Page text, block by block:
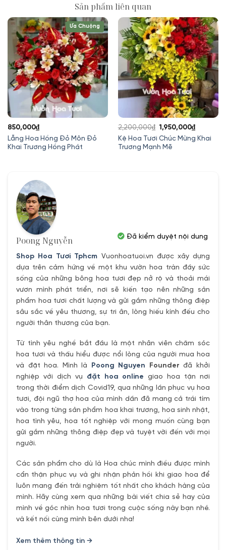
Sản phẩm liên quan
Ưa Chuộng
Lẵng Hoa Hồng Đỏ Môn Đỏ
Khai Trương Hồng Phát
850,000₫
Kệ Hoa Tươi Chúc Mừng Khai
Trương Mạnh Mẽ
2,200,000₫ Giá
gốc
là:
1,950,000₫Giá
hiện
Poong Nguyễn
Shop Hoa Tươi Tphcm Vuonhoatuoi.vn được xây dựng
dựa trên cảm hứng về một khu vườn hoa tràn đầy sức
sống của những bông hoa tươi đẹp nở rộ và thoải mái
vươn mình phát triển, nơi sẽ kiến tạo nên những sản
phẩm hoa tươi chất lượng và gửi gắm những thông điệp
sâu sắc về yêu thương, sự tri ân, lòng hiếu kính đếu cho
người thân thương của bạn.
Từ tình yêu nghề bắt đầu là một nhân viên chăm sóc
hoa tươi và thấu hiểu được nổi lòng của người mua hoa
và đặt hoa. Mình là
Poong Nguyen Founder đã khởi
nghiệp với dịch vụ đặt hoa online giao hoa tận nơi
trong thời điểm dịch Covid19, qua những lần phục vụ hoa
tươi, đội ngũ thợ hoa của mình dần đã mang cả trái tím
vào trong từng sản phẩm hoa khai trương, hoa sinh nhật,
hoa tình yêu, hoa tốt nghiệp với mong muốn cùng bạn
gửi gắm những thông điệp đẹp và tuyệt vời đến với mọi
người.
Các sản phẩm cho dù là Hoa chúc mình điều được mình
cẩn thận phục vụ và ghi nhận phản hồi khi giao hoa để
luôn mang đến trải nghiệm tốt nhất cho khách hàng của
mình. Hãy cùng xem qua những bài viết chia sẻ hay của
mình về góc nhìn hoa tươi trong cuộc sống này bạn nhé.
và kết nối cùng mình bên dưới nha!
Xem thêm thông tin →
Đã kiểm duyệt nội dung